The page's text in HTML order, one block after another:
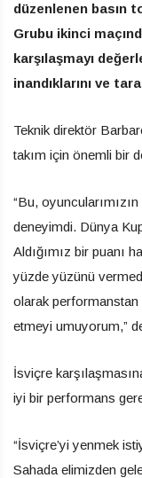
düzenlenen basın
Grubu ikinci
karşılaşmayı
inandıklarını ve
Teknik direktör
takım için önemli bir
“Bu,
deneyimdi. Dünya
Aldığımız bir puanı
yüzde yüzünü
olarak performanstan
etmeyi umuyorum,”
İsviçre
iyi bir performans
“İsviçre’yi yenmek
Sahada elimizden